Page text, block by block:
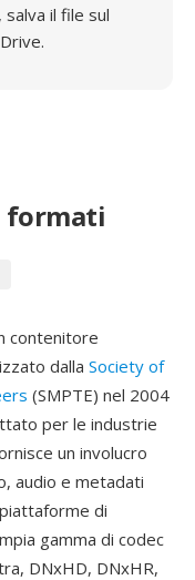
il file sul
formati
contenitore
dalla Society of
(SMPTE) nel 2004
per le industrie
un involucro
audio e metadati
di
gamma di codec
DNxHD, DNxHR,